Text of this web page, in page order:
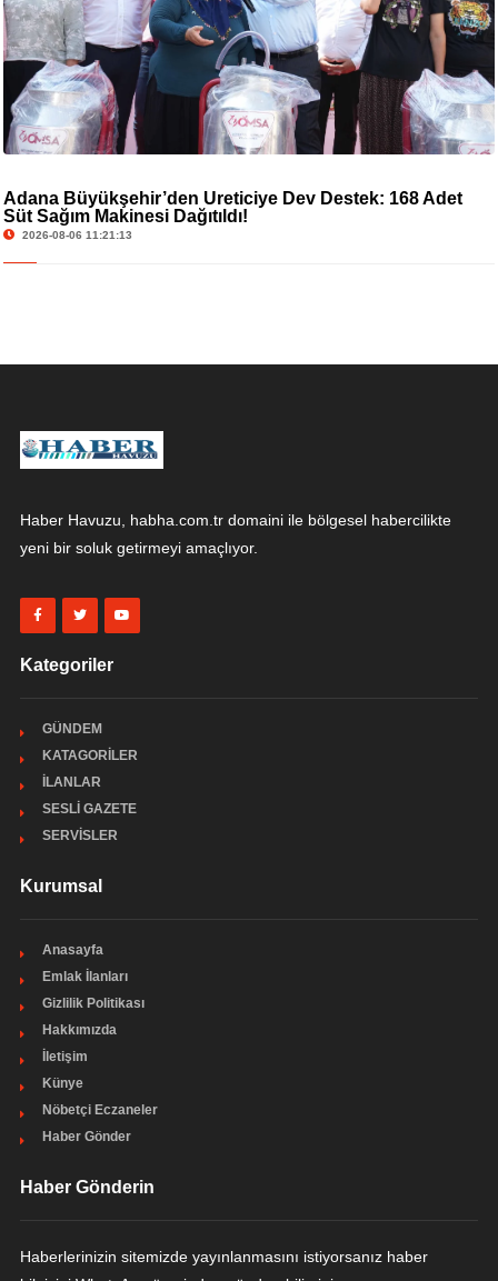
Adana Büyükşehir’den Üreticiye Dev Destek: 168 Adet
Süt Sağım Makinesi Dağıtıldı!
2026-08-06 11:21:13
Haber Havuzu, habha.com.tr domaini ile bölgesel habercilikte
yeni bir soluk getirmeyi amaçlıyor.
Kategoriler
GÜNDEM
KATAGORİLER
İLANLAR
SESLİ GAZETE
SERVİSLER
Kurumsal
Anasayfa
Emlak İlanları
Gizlilik Politikası
Hakkımızda
İletişim
Künye
Nöbetçi Eczaneler
Haber Gönder
Haber Gönderin
Haberlerinizin sitemizde yayınlanmasını istiyorsanız haber